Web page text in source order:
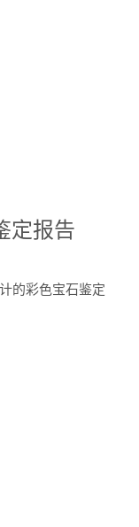
定报告
的彩色宝石鉴定